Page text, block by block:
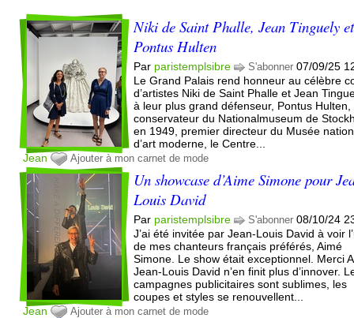
Niki de Saint Phalle, Jean Tinguely et
Pontus Hulten
Par paristemplsibre S'abonner 07/09/25
Le Grand Palais rend honneur au célèbre
d’artistes Niki de Saint Phalle et Jean
à leur plus grand défenseur, Pontus Hulten,
conservateur du Nationalmuseum de
en 1949, premier directeur du Musée
d’art moderne, le Centre...
Jean
Ajouter à mon carnet de mode
Un showcase d’Aime Simone pour
Louis David
Par paristemplsibre S'abonner 08/10/24
J’ai été invitée par Jean-Louis David à voir
de mes chanteurs français préférés, Aimé
Simone. Le show était exceptionnel. Merci
Jean-Louis David n’en finit plus d’innover.
campagnes publicitaires sont sublimes, les
coupes et styles se renouvellent...
Jean
Ajouter à mon carnet de mode